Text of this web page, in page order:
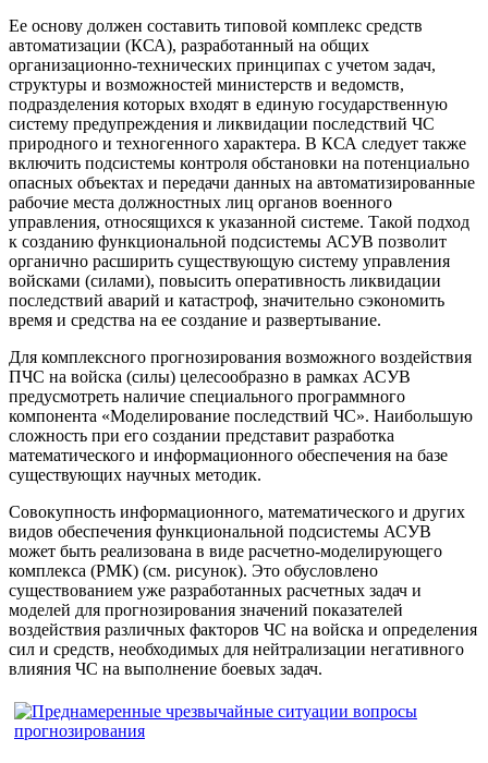
Ее основу должен составить типовой комплекс средств
автоматизации (КСА), разработанный на общих
организационно-технических принципах с учетом задач,
структуры и возможностей министерств и ведомств,
подразделения которых входят в единую государственную
систему предупреждения и ликвидации последствий ЧС
природного и техногенного характера. В КСА следует также
включить подсистемы контроля обстановки на потенциально
опасных объектах и передачи данных на автоматизированные
рабочие места должностных лиц органов военного
управления, относящихся к указанной системе. Такой подход
к созданию функциональной подсистемы АСУВ позволит
органично расширить существующую систему управления
войсками (силами), повысить оперативность ликвидации
последствий аварий и катастроф, значительно сэкономить
время и средства на ее создание и развертывание.
Для комплексного прогнозирования возможного воздействия
ПЧС на войска (силы) целесообразно в рамках АСУВ
предусмотреть наличие специального программного
компонента «Моделирование последствий ЧС». Наибольшую
сложность при его создании представит разработка
математического и информационного обеспечения на базе
существующих научных методик.
Совокупность информационного, математического и других
видов обеспечения функциональной подсистемы АСУВ
может быть реализована в виде расчетно-моделирующего
комплекса (РМК) (см. рисунок). Это обусловлено
существованием уже разработанных расчетных задач и
моделей для прогнозирования значений показателей
воздействия различных факторов ЧС на войска и определения
сил и средств, необходимых для нейтрализации негативного
влияния ЧС на выполнение боевых задач.